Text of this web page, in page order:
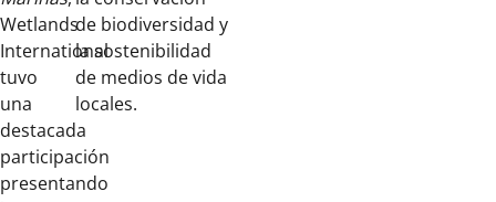
Wetlands
International
tuvo
una
destacada
participación
presentando
de biodiversidad y
la sostenibilidad
de medios de vida
locales.